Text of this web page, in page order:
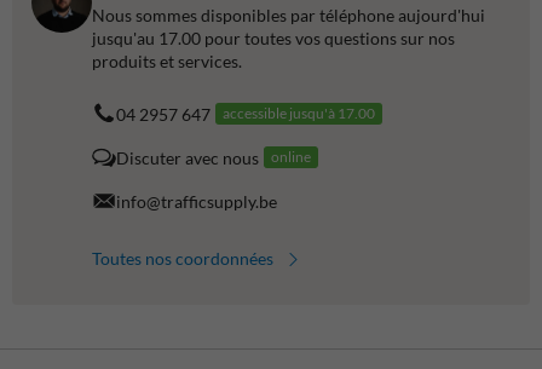
Nous sommes disponibles par téléphone aujourd'hui
jusqu'au 17.00 pour toutes vos questions sur nos
produits et services.
04 2957 647 accessible jusqu'à 17.00
Discuter avec nous online
info@trafficsupply.be
Toutes nos coordonnées